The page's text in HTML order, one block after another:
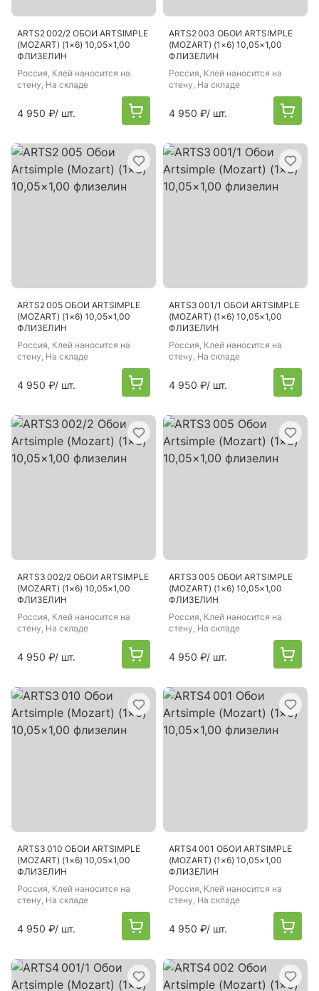
ARTS2 002/2 ОБОИ ARTSIMPLE
(MOZART) (1×6) 10,05×1,00
ФЛИЗЕЛИН
Россия, Клей наносится на
стену, На складе
4 950 ₽/ шт.
ARTS2 003 ОБОИ ARTSIMPLE
(MOZART) (1×6) 10,05×1,00
ФЛИЗЕЛИН
Россия, Клей наносится на
стену, На складе
4 950 ₽/ шт.
ARTS2 005 ОБОИ ARTSIMPLE
(MOZART) (1×6) 10,05×1,00
ФЛИЗЕЛИН
Россия, Клей наносится на
стену, На складе
4 950 ₽/ шт.
ARTS3 001/1 ОБОИ ARTSIMPLE
(MOZART) (1×6) 10,05×1,00
ФЛИЗЕЛИН
Россия, Клей наносится на
стену, На складе
4 950 ₽/ шт.
ARTS3 002/2 ОБОИ ARTSIMPLE
(MOZART) (1×6) 10,05×1,00
ФЛИЗЕЛИН
Россия, Клей наносится на
стену, На складе
4 950 ₽/ шт.
ARTS3 005 ОБОИ ARTSIMPLE
(MOZART) (1×6) 10,05×1,00
ФЛИЗЕЛИН
Россия, Клей наносится на
стену, На складе
4 950 ₽/ шт.
ARTS3 010 ОБОИ ARTSIMPLE
(MOZART) (1×6) 10,05×1,00
ФЛИЗЕЛИН
Россия, Клей наносится на
стену, На складе
4 950 ₽/ шт.
ARTS4 001 ОБОИ ARTSIMPLE
(MOZART) (1×6) 10,05×1,00
ФЛИЗЕЛИН
Россия, Клей наносится на
стену, На складе
4 950 ₽/ шт.